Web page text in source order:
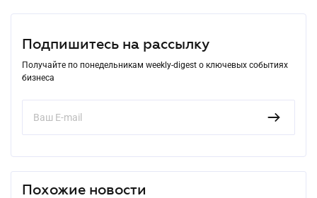
Подпишитесь на рассылку
Получайте по понедельникам weekly-digest о ключевых событиях
бизнеса
Похожие новости